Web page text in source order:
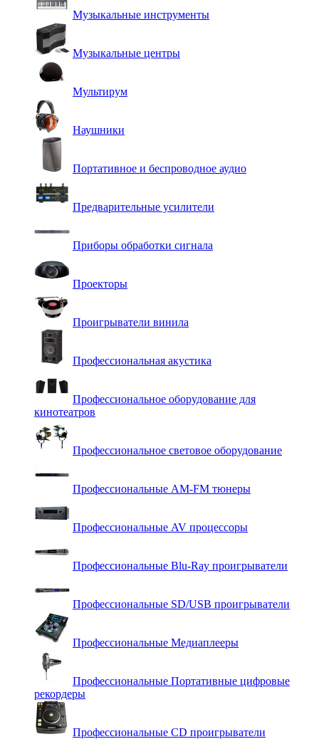
Музыкальные инструменты
Музыкальные центры
Мультирум
Наушники
Портативное и беспроводное аудио
Предварительные усилители
Приборы обработки сигнала
Проекторы
Проигрыватели винила
Профессиональная акустика
Профессиональное оборудование для
кинотеатров
Профессиональное световое оборудование
Профессиональные AM-FM тюнеры
Профессиональные AV процессоры
Профессиональные Blu-Ray проигрыватели
Профессиональные SD/USB проигрыватели
Профессиональные Медиаплееры
Профессиональные Портативные цифровые
рекордеры
Профессиональные СD проигрыватели